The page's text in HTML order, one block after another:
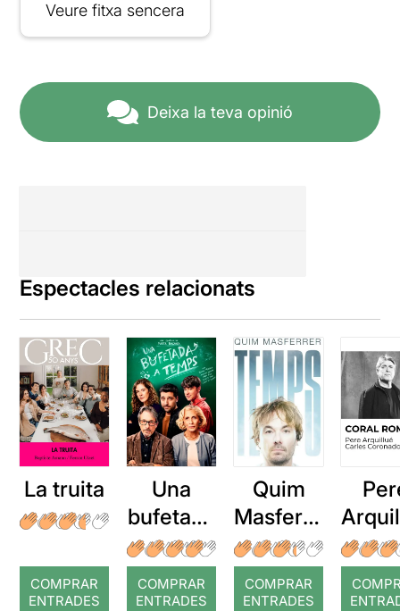
Veure fitxa sencera
Deixa la teva opinió
Espectacles relacionats
La truita
COMPRAR
ENTRADES
Una
bufetada
a temps
COMPRAR
ENTRADES
Quim
Masferre
r: Temps
COMPRAR
ENTRADES
: